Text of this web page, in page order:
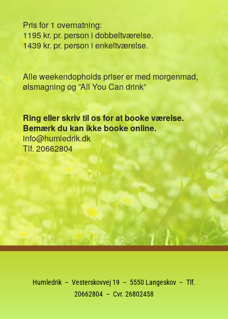
Pris for 1 overnatning:
1195 kr. pr. person i dobbeltværelse.
1439 kr. pr. person i enkeltværelse.
Alle weekendopholds priser er med morgenmad,
ølsmagning og ”All You Can drink”
Ring eller skriv til os for at booke værelse.
Bemærk du kan ikke booke online.
info@humledrik.dk
Tlf. 20662804
Humledrik – Vesterskovvej 19 – 5550 Langeskov – Tlf.
20662804– Cvr. 26802458